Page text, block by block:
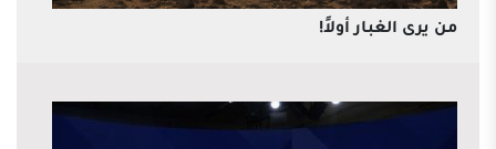
من يرى الغبار أولاً!